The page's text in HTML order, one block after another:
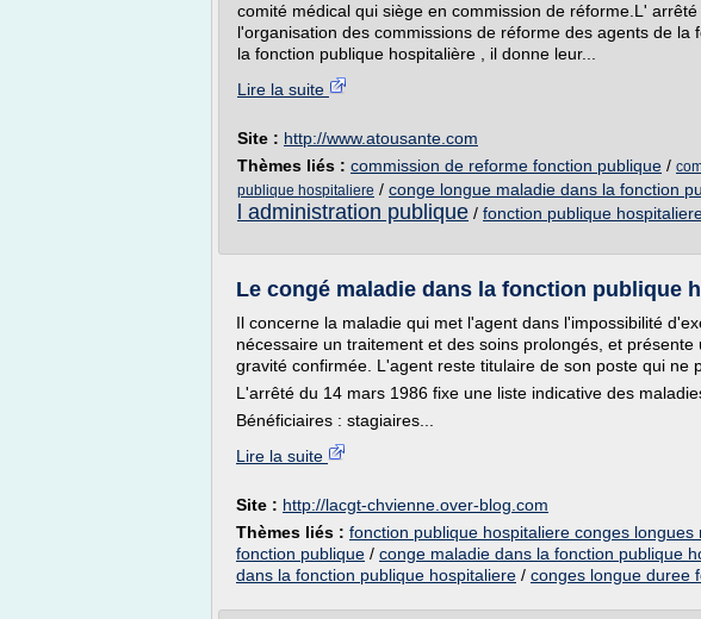
comité médical qui siège en commission de réforme.L'
l'organisation des commissions de réforme des agents de la
la fonction publique hospitalière , il donne leur...
Lire la suite
Site : http://www.atousante.com
Thèmes liés : commission de reforme fonction publique /
publique hospitaliere / conge longue maladie dans la fonction
l administration publique / fonction publique
Le congé maladie dans la fonction publique
Il concerne la maladie qui met l'agent dans l'impossibilité
nécessaire un traitement et des soins prolongés, et
gravité confirmée. L'agent reste titulaire de son poste qui ne
L'arrêté du 14 mars 1986 fixe une liste indicative des
Bénéficiaires : stagiaires...
Lire la suite
Site : http://lacgt-chvienne.over-blog.com
Thèmes liés : fonction publique hospitaliere conges longues
fonction publique / conge maladie dans la fonction publique
dans la fonction publique hospitaliere / conges longue duree